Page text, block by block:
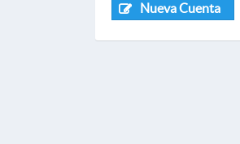
Nueva Cuenta